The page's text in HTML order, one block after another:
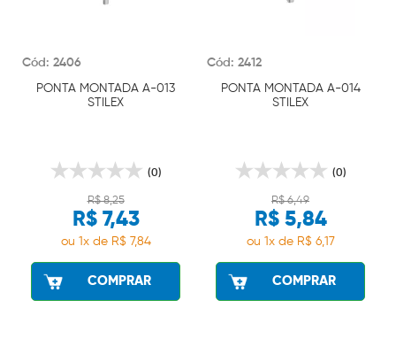
Cód: 2406
PONTA MONTADA A-013
STILEX
(0)
R$ 8,25
R$ 7,43
ou 1x de R$ 7,84
COMPRAR
Cód: 2412
PONTA MONTADA A-014
STILEX
(0)
R$ 6,49
R$ 5,84
ou 1x de R$ 6,17
COMPRAR